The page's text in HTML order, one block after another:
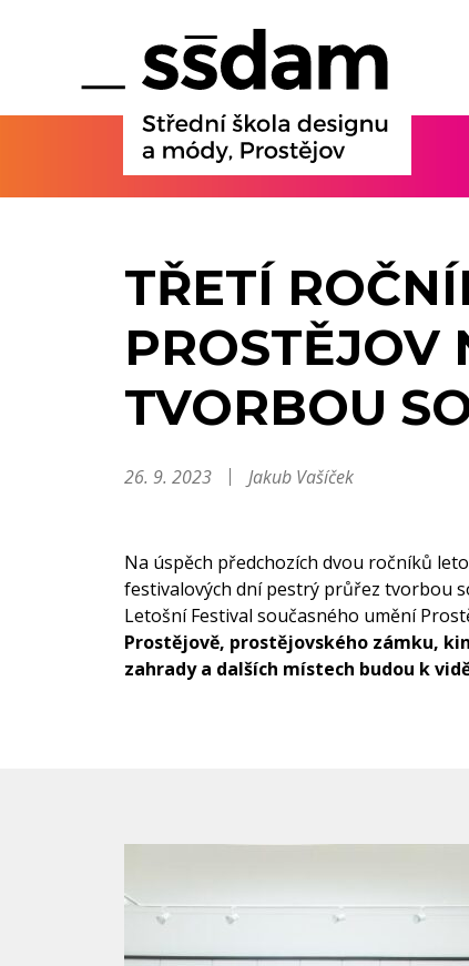
TŘETÍ
PROSTĚJOV
TVORBOU
26. 9. 2023 Jakub Vašíček
Na úspěch předchozích dvou ročníků
festivalových dní pestrý průřez tvorbou
Letošní Festival současného umění
Prostějově, prostějovského zámku,
zahrady a dalších místech budou k